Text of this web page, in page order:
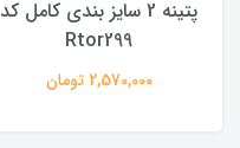
پتینه 2 سایز بندی کامل کد
Rtor299
2,570,000 تومان